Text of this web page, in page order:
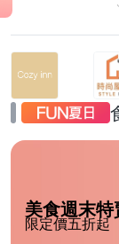
美食週末
限定價五折起